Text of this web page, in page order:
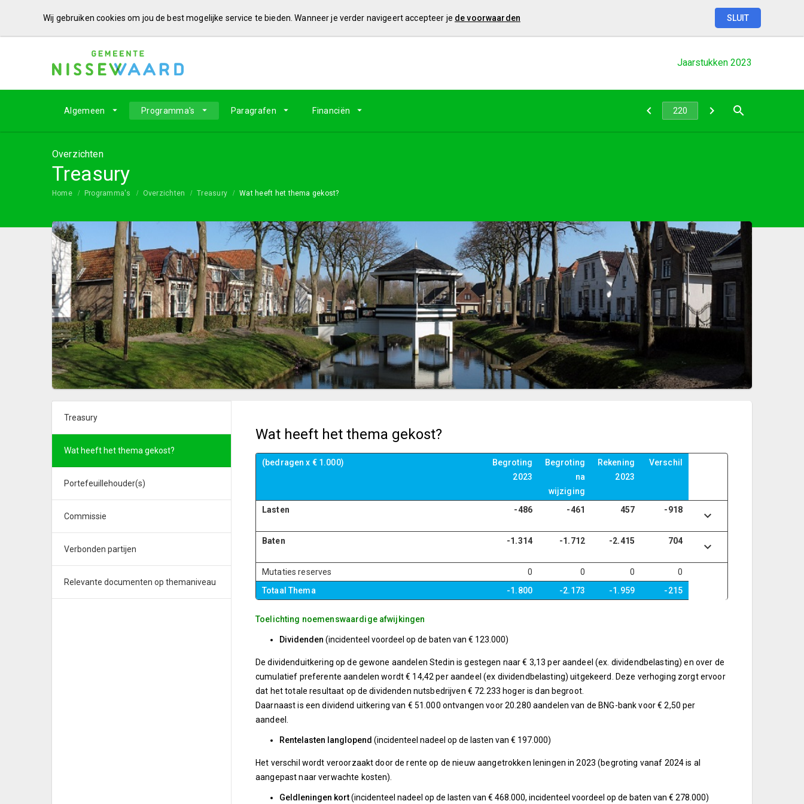
Wij gebruiken cookies om jou de best mogelijke service te bieden. Wanneer je verder navigeert accepteer je de voorwaarden SLUIT
Jaarstukken 2023
Algemeen Programma's Paragrafen Financiën
Overzichten
Treasury
Home Programma's Overzichten Treasury Wat heeft het thema gekost?
Treasury
Wat heeft het thema gekost?
Portefeuillehouder(s)
Commissie
Verbonden partijen
Relevante documenten op themaniveau
Wat heeft het thema gekost?
(bedragen x € 1.000)
Begroting
2023
Begroting
na
wijziging
Rekening
2023
Verschil
Lasten -486 -461 457 -918
Baten -1.314 -1.712 -2.415 704
Mutaties reserves 0 0 0
0
Totaal Thema
-1.800 -2.173 -1.959 -215
Toelichting noemenswaardige afwijkingen
Dividenden (incidenteel voordeel op de baten van € 123.000)
De dividenduitkering op de gewone aandelen Stedin is gestegen naar € 3,13 per aandeel (ex. dividendbelasting) en over de
cumulatief preferente aandelen wordt € 14,42 per aandeel (ex dividendbelasting) uitgekeerd. Deze verhoging zorgt ervoor
dat het totale resultaat op de dividenden nutsbedrijven € 72.233 hoger is dan begroot.
Daarnaast is een dividend uitkering van € 51.000 ontvangen voor 20.280 aandelen van de BNG-bank voor € 2,50 per
aandeel.
Rentelasten langlopend (incidenteel nadeel op de lasten van € 197.000)
Het verschil wordt veroorzaakt door de rente op de nieuw aangetrokken leningen in 2023 (begroting vanaf 2024 is al
aangepast naar verwachte kosten).
Geldleningen kort(incidenteel nadeel op de lasten van € 468.000, incidenteel voordeel op de baten van € 278.000)